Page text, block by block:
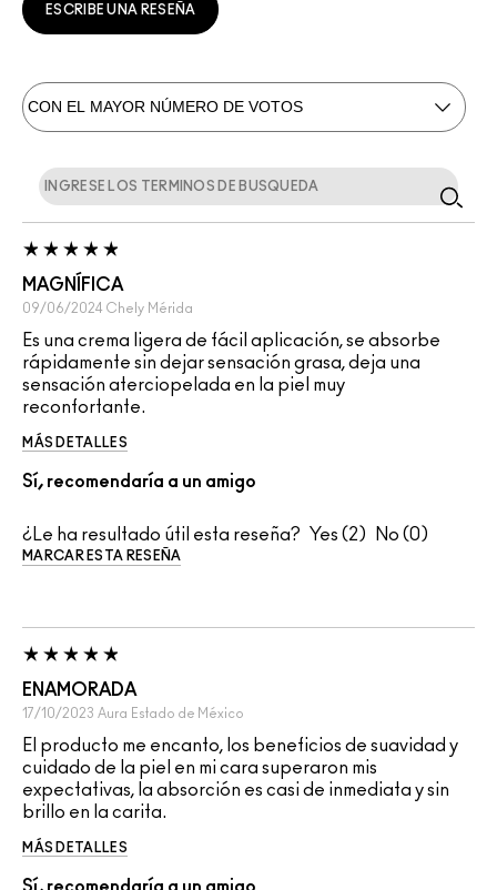
ESCRIBE UNA RESEÑA
MAGNÍFICA
09/06/2024 Chely Mérida
Es una crema ligera de fácil aplicación, se absorbe
rápidamente sin dejar sensación grasa, deja una
sensación aterciopelada en la piel muy
reconfortante.
MÁS DETALLES
Sí, recomendaría a un amigo
¿Le ha resultado útil esta reseña? 2 0
MARCAR ESTA RESEÑA
ENAMORADA
17/10/2023 Aura Estado de México
El producto me encanto, los beneficios de suavidad y
cuidado de la piel en mi cara superaron mis
expectativas, la absorción es casi de inmediata y sin
brillo en la carita.
MÁS DETALLES